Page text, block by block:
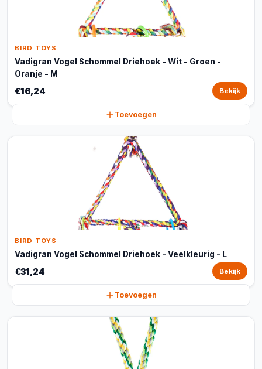
BIRD TOYS
Vadigran Vogel Schommel Driehoek - Wit - Groen -
Oranje - M
€16,24 Bekijk
Toevoegen
BIRD TOYS
Vadigran Vogel Schommel Driehoek - Veelkleurig - L
€31,24 Bekijk
Toevoegen